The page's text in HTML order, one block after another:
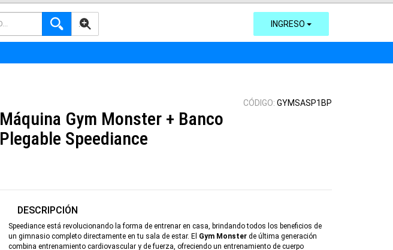
AVANZADA INGRESO
CÓDIGO: GYMSASP1BP
Máquina Gym Monster + Banco
Plegable Speediance
DESCRIPCIÓN
Speediance está revolucionando la forma de entrenar en casa, brindando todos los beneficios de
un gimnasio completo directamente en tu sala de estar. El Gym Monster de última generación
combina entrenamiento cardiovascular y de fuerza, ofreciendo un entrenamiento de cuerpo